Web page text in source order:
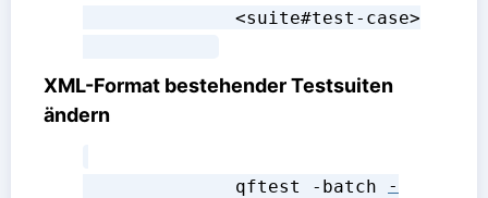
XML-Format bestehender Testsuiten
ändern
              qftest -batch
-